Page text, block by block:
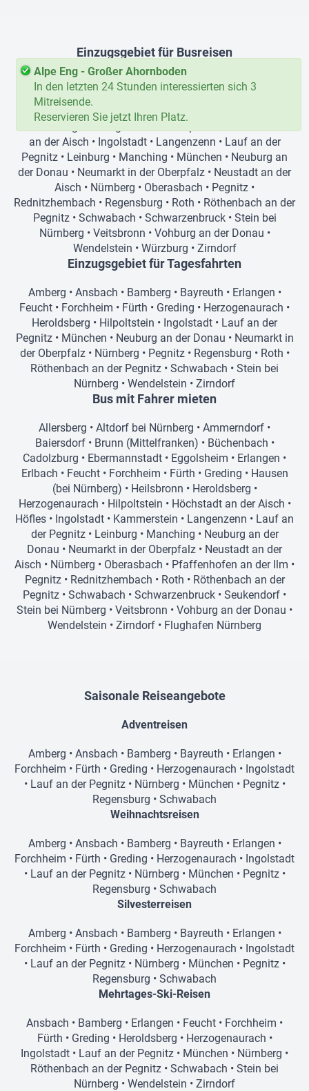
Alpe Eng - Großer Ahornboden
In den letzten 24 Stunden interessierten sich 3
Mitreisende.
Reservieren Sie jetzt Ihren Platz.
Einzugsgebiet für Busreisen
Amberg • Ansbach •Bamberg • Bayreuth Baiersdorf
Büchenbach
Feucht • Forchheim •Fürth • Greding
Herzogenaurach
an der Aisch • Ingolstadt• Langenzenn • Lauf an der
Pegnitz • Leinburg • Manching • München • Neuburg an
der Donau • Neumarkt in der Oberpfalz • Neustadt an der
Aisch • Nürnberg • Oberasbach • Pegnitz •
Rednitzhembach • Regensburg • Roth • Röthenbach an der
Pegnitz• Schwabach • Schwarzenbruck• Stein bei
Nürnberg • Veitsbronn • Vohburg an der Donau •
Wendelstein • Würzburg • Zirndorf
Einzugsgebiet für Tagesfahrten
Amberg • Ansbach • Bamberg • Bayreuth • Erlangen •
Feucht • Forchheim • Fürth • Greding • Herzogenaurach •
Heroldsberg • Hilpoltstein • Ingolstadt • Lauf an der
Pegnitz• München • Neuburg an der Donau • Neumarkt in
der Oberpfalz• Nürnberg • Pegnitz• Regensburg • Roth •
Röthenbach an der Pegnitz • Schwabach • Stein bei
Nürnberg • Wendelstein • Zirndorf
Bus mit Fahrer mieten
Allersberg • Altdorf bei Nürnberg • Ammerndorf •
Baiersdorf• Brunn (Mittelfranken) • Büchenbach •
Cadolzburg • Ebermannstadt • Eggolsheim • Erlangen •
Erlbach • Feucht• Forchheim • Fürth • Greding • Hausen
(bei Nürnberg) • Heilsbronn • Heroldsberg •
Herzogenaurach • Hilpoltstein • Höchstadt an der Aisch •
Höfles • Ingolstadt • Kammerstein • Langenzenn • Lauf an
der Pegnitz• Leinburg • Manching • Neuburg an der
Donau • Neumarkt in der Oberpfalz • Neustadt an der
Aisch • Nürnberg • Oberasbach • Pfaffenhofen an der Ilm •
Pegnitz• Rednitzhembach • Roth • Röthenbach an der
Pegnitz • Schwabach • Schwarzenbruck • Seukendorf •
Stein bei Nürnberg • Veitsbronn • Vohburg an der Donau •
Wendelstein • Zirndorf • Flughafen Nürnberg
Saisonale Reiseangebote
Adventreisen
Amberg • Ansbach • Bamberg • Bayreuth • Erlangen •
Forchheim • Fürth • Greding • Herzogenaurach • Ingolstadt
• Lauf an der Pegnitz• Nürnberg • München • Pegnitz•
Regensburg • Schwabach
Weihnachtsreisen
Amberg • Ansbach • Bamberg • Bayreuth • Erlangen •
Forchheim • Fürth • Greding • Herzogenaurach • Ingolstadt
• Lauf an der Pegnitz• Nürnberg • München • Pegnitz•
Regensburg • Schwabach
Silvesterreisen
Amberg • Ansbach • Bamberg • Bayreuth • Erlangen •
Forchheim • Fürth • Greding • Herzogenaurach • Ingolstadt
• Lauf an der Pegnitz• Nürnberg • München • Pegnitz•
Regensburg • Schwabach
Mehrtages-Ski-Reisen
Ansbach • Bamberg • Erlangen • Feucht • Forchheim •
Fürth • Greding • Heroldsberg • Herzogenaurach •
Ingolstadt • Lauf an der Pegnitz • München • Nürnberg •
Röthenbach an der Pegnitz • Schwabach • Stein bei
Nürnberg • Wendelstein • Zirndorf